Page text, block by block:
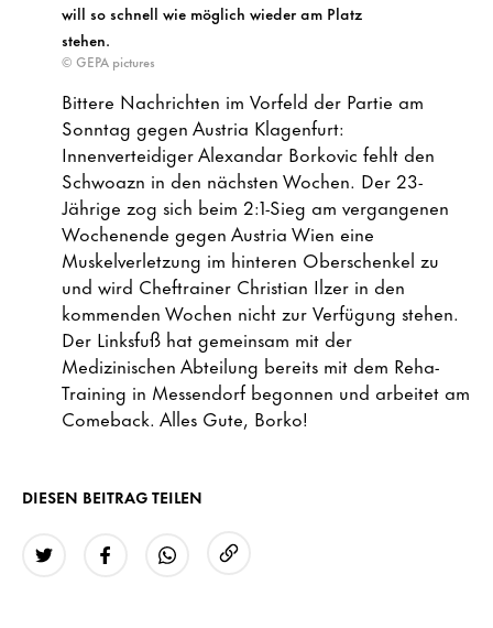
will so schnell wie möglich wieder am Platz
stehen.
© GEPA pictures
Bittere Nachrichten im Vorfeld der Partie am
Sonntag gegen Austria Klagenfurt:
Innenverteidiger Alexandar Borkovic fehlt den
Schwoazn in den nächsten Wochen. Der 23-
Jährige zog sich beim 2:1-Sieg am vergangenen
Wochenende gegen Austria Wien eine
Muskelverletzung im hinteren Oberschenkel zu
und wird Cheftrainer Christian Ilzer in den
kommenden Wochen nicht zur Verfügung stehen.
Der Linksfuß hat gemeinsam mit der
Medizinischen Abteilung bereits mit dem Reha-
Training in Messendorf begonnen und arbeitet am
Comeback. Alles Gute, Borko!
DIESEN BEITRAG TEILEN